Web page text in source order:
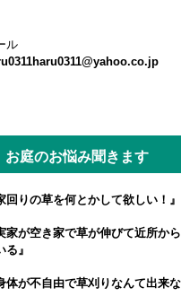
ル
お庭のお悩み聞きます
回りの草を何とかして欲しい！』
家が空き家で草が伸びて近所か
る』
体が不自由で草刈りなんて出来な